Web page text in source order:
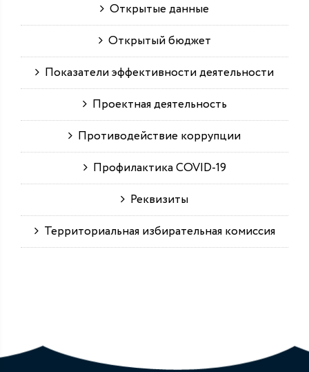
Открытые данные
Открытый бюджет
Показатели эффективности деятельности
Проектная деятельность
Противодействие коррупции
Профилактика COVID-19
Реквизиты
Территориальная избирательная комиссия